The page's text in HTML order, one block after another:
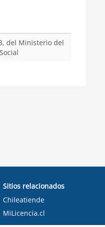
del Ministerio del
Sitios relacionados
Chileatiende
MiLicencia.cl